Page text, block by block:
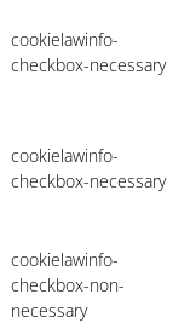
cookielawinfo-
checkbox-necessary
cookielawinfo-
checkbox-necessary
cookielawinfo-
checkbox-non-
necessary